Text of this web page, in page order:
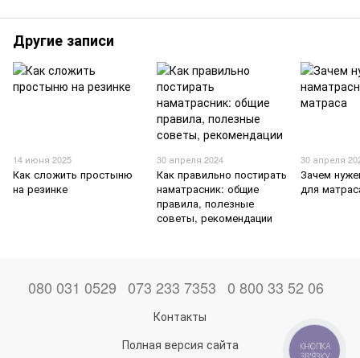
Другие записи
14 июня 2025
Как сложить простыню
на резинке
30 апреля 2024
Как правильно постирать
наматрасник: общие
правила, полезные
советы, рекомендации
30 апреля
Зачем
для
080 031 0529 073 233 7353 0 800 33 52 06
Контакты
Полная версия сайта
КНОПКА
ЗВ'ЯЗКУ